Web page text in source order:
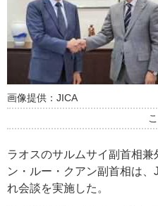
画像提供：JICA
ラオスのサルムサイ副首相
ン・ルー・クアン副首相は
れ会談を実施した。